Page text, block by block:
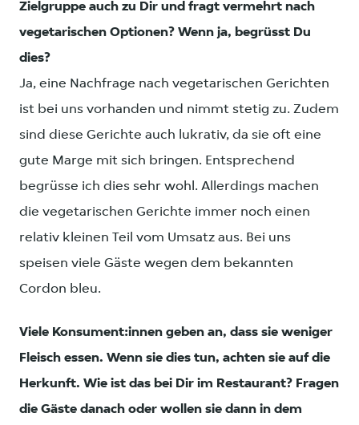
Zielgruppe auch zu Dir und fragt vermehrt nach
vegetarischen Optionen? Wenn ja, begrüsst Du
dies?
Ja, eine Nachfrage nach vegetarischen Gerichten
ist bei uns vorhanden und nimmt stetig zu. Zudem
sind diese Gerichte auch lukrativ, da sie oft eine
gute Marge mit sich bringen. Entsprechend
begrüsse ich dies sehr wohl. Allerdings machen
die vegetarischen Gerichte immer noch einen
relativ kleinen Teil vom Umsatz aus. Bei uns
speisen viele Gäste wegen dem bekannten
Cordon bleu.
Viele Konsument:innen geben an, dass sie weniger
Fleisch essen. Wenn sie dies tun, achten sie auf die
Herkunft. Wie ist das bei Dir im Restaurant? Fragen
die Gäste danach oder wollen sie dann in dem